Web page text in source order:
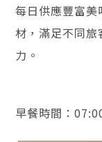
每日供應豐富
材，滿足不同
力。
早餐時間：